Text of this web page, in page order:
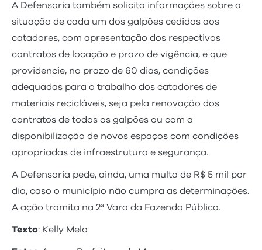
A Defensoria também solicita informações sobre a
situação de cada um dos galpões cedidos aos
catadores, com apresentação dos respectivos
contratos de locação e prazo de vigência, e que
providencie, no prazo de 60 dias, condições
adequadas para o trabalho dos catadores de
materiais recicláveis, seja pela renovação dos
contratos de todos os galpões ou com a
disponibilização de novos espaços com condições
apropriadas de infraestrutura e segurança.
A Defensoria pede, ainda, uma multa de R$ 5 mil por
dia, caso o município não cumpra as determinações.
A ação tramita na 2ª Vara da Fazenda Pública.
Texto: Kelly Melo